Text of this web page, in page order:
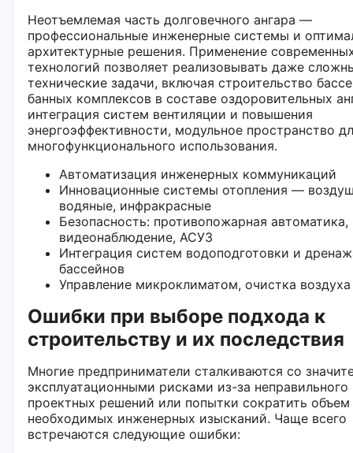
Неотъемлемая часть долговечного ангара —
профессиональные инженерные системы и
архитектурные решения. Применение
технологий позволяет реализовывать даже
технические задачи, включая строительство
банных комплексов в составе оздоровительных
интеграция систем вентиляции и повышения
энергоэффективности, модульное пространство
многофункционального использования.
Автоматизация инженерных коммуникаций
Инновационные системы отопления —
водяные, инфракрасные
Безопасность: противопожарная автоматика,
видеонаблюдение, АСУЗ
Интеграция систем водоподготовки и
бассейнов
Управление микроклиматом, очистка воздуха
Ошибки при выборе подхода к
строительству и их последствия
Многие предприниматели сталкиваются со
эксплуатационными рисками из-за
проектных решений или попытки сократить объем
необходимых инженерных изысканий. Чаще всего
встречаются следующие ошибки: